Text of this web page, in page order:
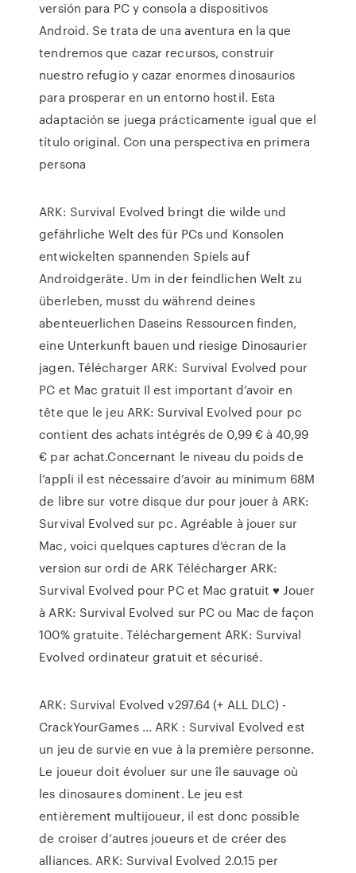
versión para PC y consola a dispositivos
Android. Se trata de una aventura en la que
tendremos que cazar recursos, construir
nuestro refugio y cazar enormes dinosaurios
para prosperar en un entorno hostil. Esta
adaptación se juega prácticamente igual que el
título original. Con una perspectiva en primera
persona
ARK: Survival Evolved bringt die wilde und
gefährliche Welt des für PCs und Konsolen
entwickelten spannenden Spiels auf
Androidgeräte. Um in der feindlichen Welt zu
überleben, musst du während deines
abenteuerlichen Daseins Ressourcen finden,
eine Unterkunft bauen und riesige Dinosaurier
jagen. Télécharger ARK: Survival Evolved pour
PC et Mac gratuit Il est important d’avoir en
tête que le jeu ARK: Survival Evolved pour pc
contient des achats intégrés de 0,99 € à 40,99
€ par achat.Concernant le niveau du poids de
l’appli il est nécessaire d’avoir au minimum 68M
de libre sur votre disque dur pour jouer à ARK:
Survival Evolved sur pc. Agréable à jouer sur
Mac, voici quelques captures d’écran de la
version sur ordi de ARK Télécharger ARK:
Survival Evolved pour PC et Mac gratuit ♥ Jouer
à ARK: Survival Evolved sur PC ou Mac de façon
100% gratuite. Téléchargement ARK: Survival
Evolved ordinateur gratuit et sécurisé.
ARK: Survival Evolved v297.64 (+ ALL DLC) -
CrackYourGames ... ARK : Survival Evolved est
un jeu de survie en vue à la première personne.
Le joueur doit évoluer sur une île sauvage où
les dinosaures dominent. Le jeu est
entièrement multijoueur, il est donc possible
de croiser d’autres joueurs et de créer des
alliances. ARK: Survival Evolved 2.0.15 per